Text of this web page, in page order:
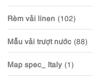
Rèm vải linen (102)
Mẫu vải trượt nước (88)
Map spec_ Italy (1)